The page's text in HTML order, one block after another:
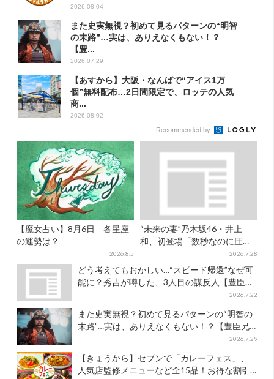
2026.08.04
また史実無視？初めて見るパターンの“明智
の末路”…実は、ありえなくもない！？
【豊...
2026.07.29
【あすから】大阪・なんばで“アイス1万
個”無料配布…2日間限定で、ロッテの人気
商...
2026.08.02
Recommended by
【魔女占い】8月6日 各星座
の運勢は？
2026.8.5
“未来の妻”乃木坂46・井上
和、初登場「数秒なのに圧
巻」…「豊臣兄弟！」第30回
あらすじ・清須会議
2026.7.28
どう考えてもおかしい…“スピード帰還”なぜ可
能に？秀吉が噂した、3人目の謀反人【豊臣兄
2026.7.22
また史実無視？初めて見るパターンの“明智の
末路”…実は、ありえなくもない！？【豊臣兄
2026.7.29
【きょうから】セブンで「カレーフェス」、
人気店監修メニューなど全15品！お得な割引